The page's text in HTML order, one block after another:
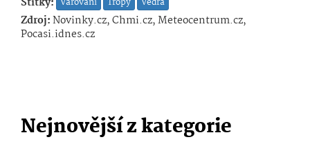
Zdroj:Novinky.cz, Chmi.cz, Meteocentrum.cz,
Pocasi.idnes.cz
Nejnovější z kategorie